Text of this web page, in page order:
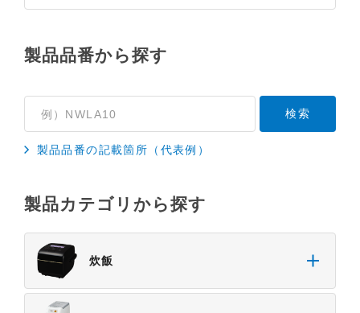
製品品番から探す
製品品番の記載箇所（代表例）
製品カテゴリから探す
炊飯